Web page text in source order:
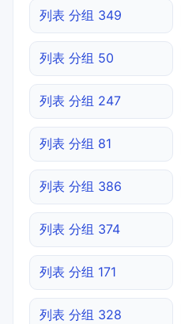
列表 分组 349
列表 分组 50
列表 分组 247
列表 分组 81
列表 分组 386
列表 分组 374
列表 分组 171
列表 分组 328